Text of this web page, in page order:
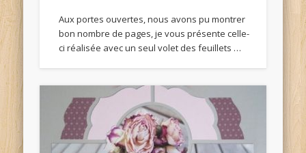
Aux portes ouvertes, nous avons pu montrer
bon nombre de pages, je vous présente celle-
ci réalisée avec un seul volet des feuillets …